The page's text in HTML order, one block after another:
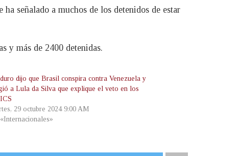
señalado a muchos de los detenidos de estar
y más de 2400 detenidas.
dijo que Brasil conspira contra Venezuela y
a Lula da Silva que explique el veto en los
29 octubre 2024 9:00 AM